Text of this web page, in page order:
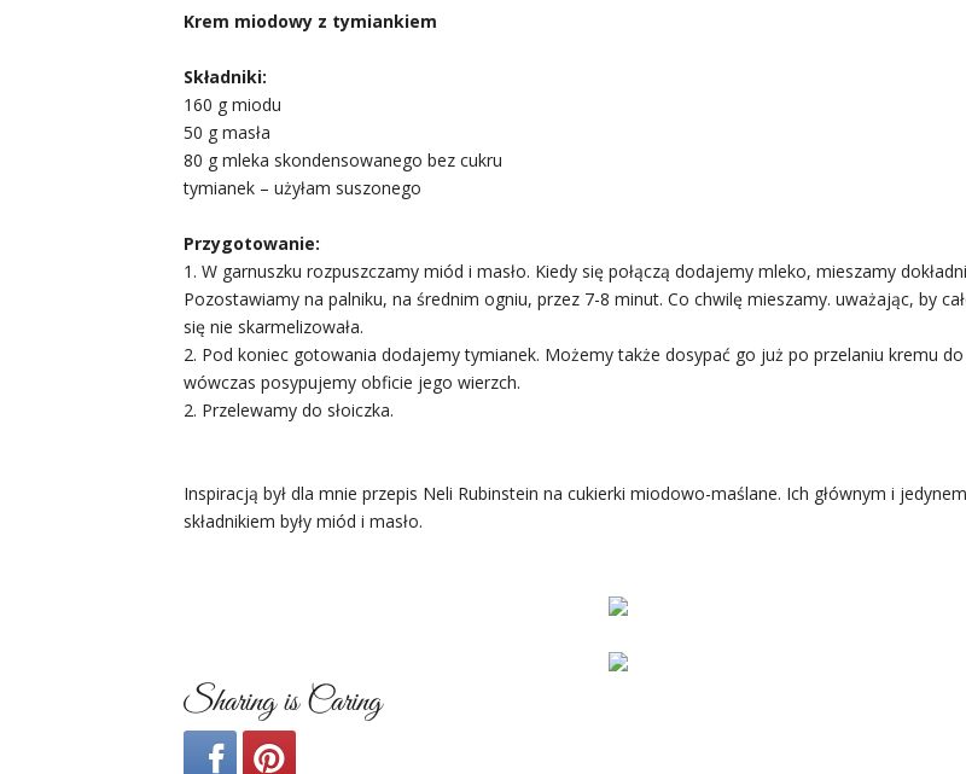
Krem miodowy z tymiankiem
Składniki:
160 g miodu
50 g masła
80 g mleka skondensowanego bez cukru
tymianek – użyłam suszonego
Przygotowanie:
1. W garnuszku rozpuszczamy miód i masło. Kiedy się połączą dodajemy mleko, mieszamy
Pozostawiamy na palniku, na średnim ogniu, przez 7-8 minut. Co chwilę mieszamy. uważając, by
się nie skarmelizowała.
2. Pod koniec gotowania dodajemy tymianek. Możemy także dosypać go już po przelaniu kremu do
wówczas posypujemy obficie jego wierzch.
2. Przelewamy do słoiczka.
Inspiracją był dla mnie przepis Neli Rubinstein na cukierki miodowo-maślane. Ich głównym i jedynem
składnikiem były miód i masło.
Sharing is Caring